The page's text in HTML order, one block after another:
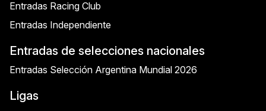
Entradas Racing Club
Entradas Independiente
Entradas de selecciones nacionales
Entradas Selección Argentina Mundial 2026
Ligas